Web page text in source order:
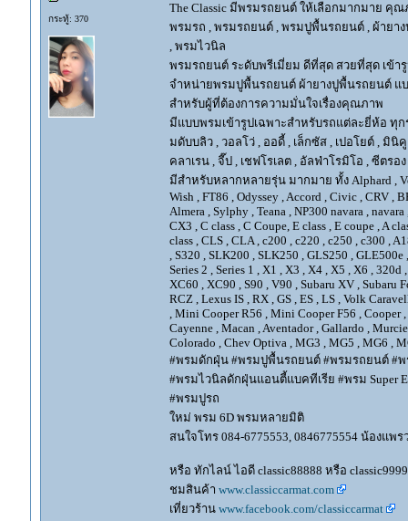
กระทู้: 370
The Classic มีพรมรถยนต์ ให้เลือกมากมาย คุ
พรมรถ , พรมรถยนต์ , พรมปูพื้นรถยนต์ , ผ้ายา
, พรมไวนิล
พรมรถยนต์ ระดับพรีเมี่ยม ดีที่สุด สวยที่สุด เข้ารู
จำหน่ายพรมปูพื้นรถยนต์ ผ้ายางปูพื้นรถยนต์ แบบ
สำหรับผู้ที่ต้องการความมั่นใจเรื่องคุณภาพ
มีแบบพรมเข้ารูปเฉพาะสำหรับรถแต่ละยี่ห้อ ทุก
มดับบลิว , วอลโว่ , ออดี้ , เล็กซัส , เปอโยต์ , มินิ
คลาเรน , จี๊ป , เชฟโรเลต , อัลฟ่าโรมิโอ , ซีตร
มีสำหรับหลากหลายรุ่น มากมาย ทั้ง Alphard ,
Wish , FT86 , Odyssey , Accord , Civic , CRV ,
Almera , Sylphy , Teana , NP300 navara ,
CX3 , C class , C Coupe, E class , E coupe , A
class , CLS , CLA , c200 , c220 , c250 , c300 ,
, S320 , SLK200 , SLK250 , GLS250 , GLE500e
Series 2 , Series 1 , X1 , X3 , X4 , X5 , X6 ,
XC60 , XC90 , S90 , V90 , Subaru XV , Subaru
RCZ , Lexus IS , RX , GS , ES , LS , Volk
, Mini Cooper R56 , Mini Cooper F56 , Cooper
Cayenne , Macan , Aventador , Gallardo ,
Colorado , Chev Optiva , MG3 , MG5 , MG6 ,
#พรมดักฝุ่น #พรมปูพื้นรถยนต์ #พรมรถยนต์ #พ
#พรมไวนิลดักฝุ่นแอนตี้แบคทีเรีย #พรม Super
#พรมปูรถ
ใหม่ พรม 6D พรมหลายมิติ
สนใจโทร 084-6775553, 0846775554 น้องแพ
หรือ ทักไลน์ ไอดี classic88888 หรือ
ชมสินค้า www.classiccarmat.com
เที่ยวร้าน www.facebook.com/classiccarmat